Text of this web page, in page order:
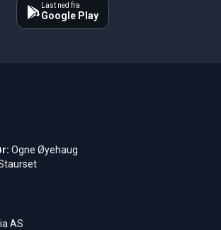
Last ned fra
Google Play
Ogne Øyehaug
AS